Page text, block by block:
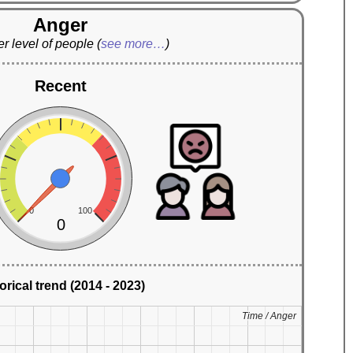
Anger
level of people(see more…)
Recent
0 100
0
trend (2014 - 2023)
Time / Anger
Time / Anger